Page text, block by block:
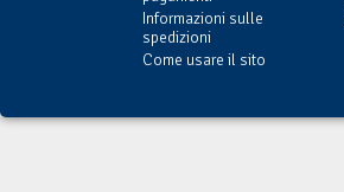
Informazioni sulle
spedizioni
Come usare il sito